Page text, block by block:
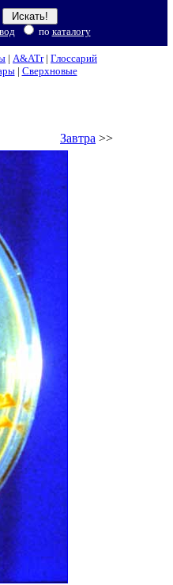
по каталогу
| A&ATr| Глоссарий
| Сверхновые
Завтра >>